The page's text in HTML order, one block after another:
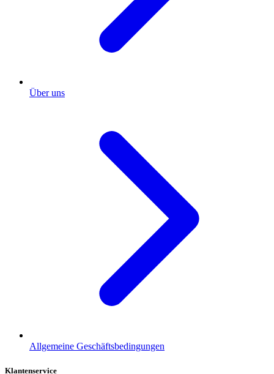
Über uns
Allgemeine Geschäftsbedingungen
Klantenservice